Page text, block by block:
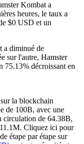
Kombat a
heures, le taux a
$0 USD et un
a diminué de
sur l'autre, Hamster
75.13% décroissant en
la blockchain
de 100B, avec une
circulation de 64.38B,
Cliquez ici pour
étape par étape sur